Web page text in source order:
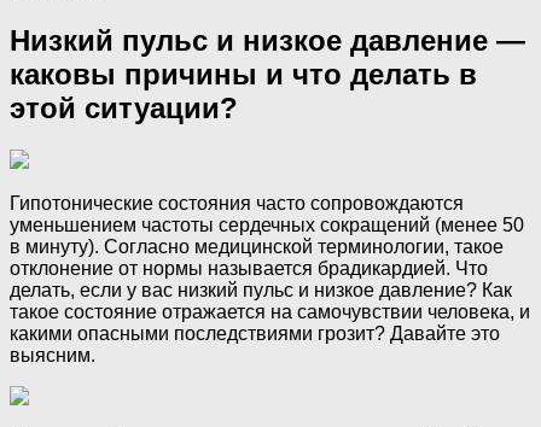
Низкий пульс и низкое давление —
каковы причины и что делать в
этой ситуации?
Гипотонические состояния часто сопровождаются
уменьшением частоты сердечных сокращений (менее 50
в минуту). Согласно медицинской терминологии, такое
отклонение от нормы называется брадикардией. Что
делать, если у вас низкий пульс и низкое давление? Как
такое состояние отражается на самочувствии человека, и
какими опасными последствиями грозит? Давайте это
выясним.